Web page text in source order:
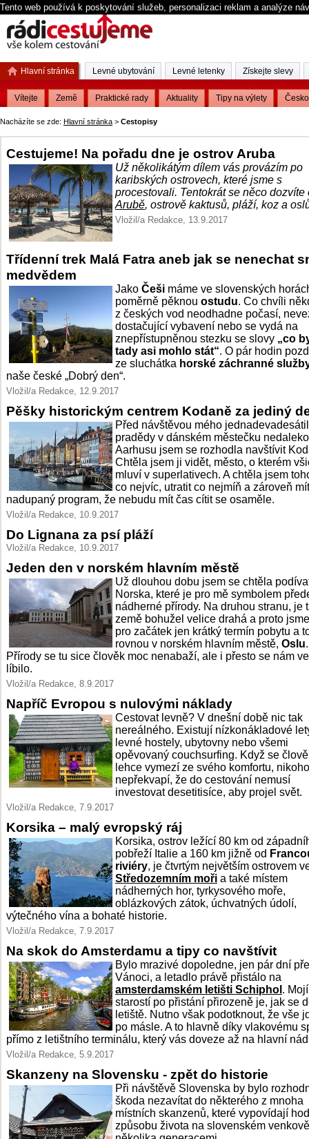
Tento web používá k poskytování služeb, personalizaci reklam a analýze
Nacházíte se zde: Hlavní stránka > Cestopisy
Cestujeme! Na pořadu dne je ostrov Aruba
Už několikátým dílem vás provázím po
karibských ostrovech, které jsme s
procestovali. Tentokrát se něco dozvíte
Arubě, ostrově kaktusů, pláží, koz a
Vložil/a Redakce, 13.9.2017
Třídenní trek Malá Fatra aneb jak se nenechat
medvědem
Jako Češi máme ve slovenských
poměrně pěknou ostudu. Co chvíli
z českých vod neodhadne počasí,
dostačující vybavení nebo se vydá na
znepřístupněnou stezku se slovy „co
tady asi mohlo stát“. O pár hodin
ze sluchátka horské záchranné
naše české „Dobrý den“.
Vložil/a Redakce, 12.9.2017
Pěšky historickým centrem Kodaně za jediný
Před návštěvou mého
pradědy v dánském městečku nedaleko
Aarhusu jsem se rozhodla navštívit
Chtěla jsem ji vidět, město, o kterém
mluví v superlativech. A chtěla jsem
co nejvíc, utratit co nejmíň a zároveň
nadupaný program, že nebudu mít čas cítit se osaměle.
Vložil/a Redakce, 10.9.2017
Do Lignana za psí pláží
Vložil/a Redakce, 10.9.2017
Jeden den v norském hlavním městě
Už dlouhou dobu jsem se chtěla
Norska, které je pro mě symbolem
nádherné přírody. Na druhou stranu, je
země bohužel velice drahá a proto
pro začátek jen krátký termín pobytu a
rovnou v norském hlavním městě, Oslu.
Přírody se tu sice člověk moc nenabaží, ale i přesto se nám
líbilo.
Vložil/a Redakce, 8.9.2017
Napříč Evropou s nulovými náklady
Cestovat levně? V dnešní době nic tak
nereálného. Existují nízkonákladové
levné hostely, ubytovny nebo všemi
opěvovaný couchsurfing. Když se
lehce vymezí ze svého komfortu, nikoho
nepřekvapí, že do cestování nemusí
investovat desetitisíce, aby projel svět.
Vložil/a Redakce, 7.9.2017
Korsika – malý evropský ráj
Korsika, ostrov ležící 80 km od
pobřeží Italie a 160 km jižně od
riviéry, je čtvrtým největším ostrovem
Středozemním moři a také místem
nádherných hor, tyrkysového moře,
oblázkových zátok, úchvatných údolí,
výtečného vína a bohaté historie.
Vložil/a Redakce, 7.9.2017
Na skok do Amsterdamu a tipy co navštívit
Bylo mrazivé dopoledne, jen pár dní
Vánoci, a letadlo právě přistálo na
amsterdamském letišti Schiphol .
starostí po přistání přirozeně je, jak se
letiště. Nutno však podotknout, že vše
po másle. A to hlavně díky vlakovému
přímo z letištního terminálu, který vás doveze až na hlavní
Vložil/a Redakce, 5.9.2017
Skanzeny na Slovensku - zpět do historie
Při návštěvě Slovenska by bylo
škoda nezavítat do některého z mnoha
místních skanzenů, které vypovídají
způsobu života na slovenském
Hlavní stránka
Vítejte Země Praktické rady Aktuality Tipy na výlety Česko
Levné ubytování Levné letenky Získejte slevy